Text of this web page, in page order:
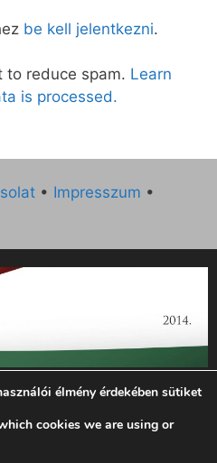
be kell jelentkezni.
to reduce spam. Learn
is processed.
• Impresszum •
2014. évi működésének
14-P-0121 sz. támogatási
Ft összegben támogatta az
Minisztériuma.”
élmény érdekében sütiket
cookies we are using or